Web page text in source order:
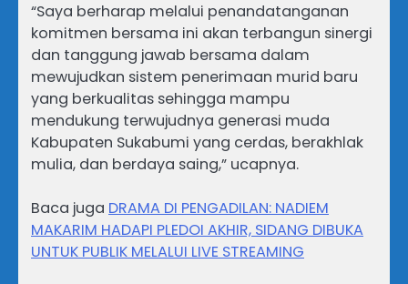
“Saya berharap melalui penandatanganan
komitmen bersama ini akan terbangun sinergi
dan tanggung jawab bersama dalam
mewujudkan sistem penerimaan murid baru
yang berkualitas sehingga mampu
mendukung terwujudnya generasi muda
Kabupaten Sukabumi yang cerdas, berakhlak
mulia, dan berdaya saing,” ucapnya.
Baca juga DRAMA DI PENGADILAN: NADIEM
MAKARIM HADAPI PLEDOI AKHIR, SIDANG DIBUKA
UNTUK PUBLIK MELALUI LIVE STREAMING